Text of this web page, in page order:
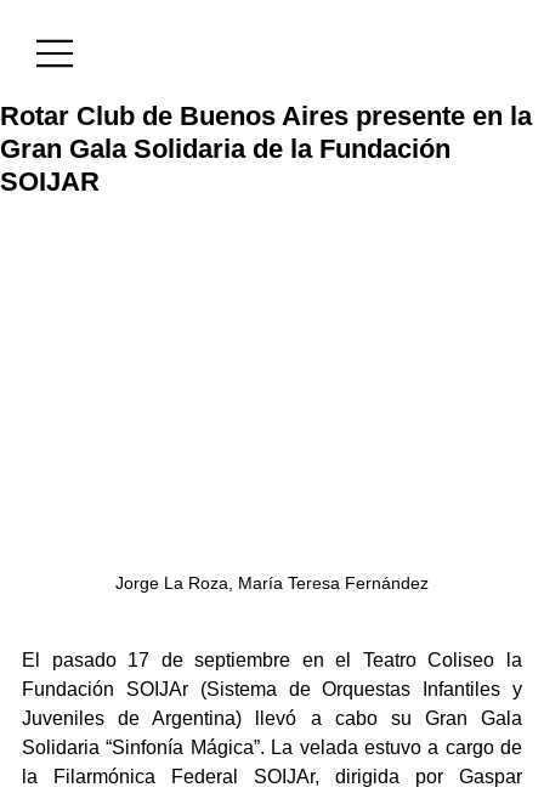
Rotar Club de Buenos Aires presente en la
Gran Gala Solidaria de la Fundación
SOIJAR
Jorge La Roza, María Teresa Fernández
El pasado 17 de septiembre en el Teatro Coliseo la
Fundación SOIJAr (Sistema de Orquestas Infantiles y
Juveniles de Argentina) llevó a cabo su Gran Gala
Solidaria “Sinfonía Mágica”. La velada estuvo a cargo de
la Filarmónica Federal SOIJAr, dirigida por Gaspar